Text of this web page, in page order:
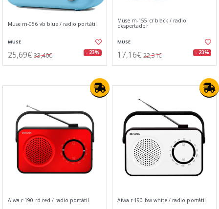
Muse m-056 vb blue / radio portátil
MUSE
25,69€ 33,40€ - 23%
Muse m-155 cr black / radio
despertador
MUSE
17,16€ 22,31€ - 23%
Aiwa r-190 rd red / radio portátil Aiwa r-190 bw white / radio portátil